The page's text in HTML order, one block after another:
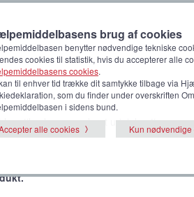
til voksne, moderat urininkontinens
brug af cookies
benytter nødvendige tekniske
cookies til statistik, hvis du accepterer alle
cookies.
til enhver tid trække dit samtykke tilbage via
som du finder under overskriften Om
i sidens bund.
alle cookies
Kun